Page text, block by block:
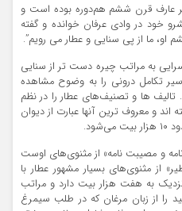
عارف قرن ششم هم‌دوره بوده است و
خود در وادی عرفان خوانده و گفته
ما از پی سنایی و عطار می رویم”.
سرایی به مراتب چیره دست تر از سنایی
تکامل درونی را به وضوح مشاهده
تالیف ها و تصنیف‌های عطار را در نظم
اند و معروف ترین آنها عبارت از دیوان
و مصیبت نامه» از مثنوی‌های اوست
از مثنوی‌های بسیار مشهور عطار با
به هفت هزار بیت دارد و مراتب
از زبان مرغان که در طلب سیمرغ